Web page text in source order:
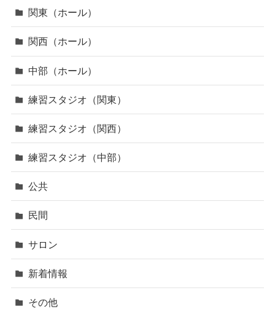
関東（ホール）
関西（ホール）
中部（ホール）
練習スタジオ（関東）
練習スタジオ（関西）
練習スタジオ（中部）
公共
民間
サロン
新着情報
その他